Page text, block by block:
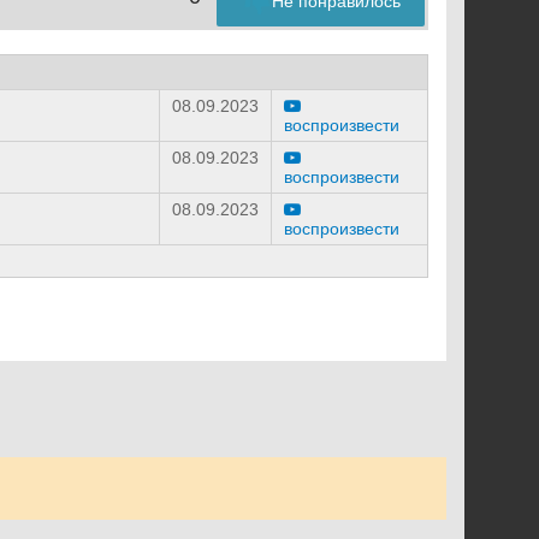
08.09.2023
воспроизвести
08.09.2023
воспроизвести
08.09.2023
воспроизвести